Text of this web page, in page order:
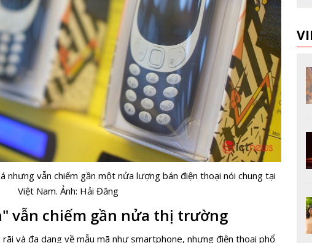
nhưng vẫn chiếm gần một nửa lượng bán điện thoại nói chung tại
Việt Nam. Ảnh: Hải Đăng
vẫn chiếm gần nửa thị trường
và đa dạng về mẫu mã như smartphone, nhưng điện thoại phổ